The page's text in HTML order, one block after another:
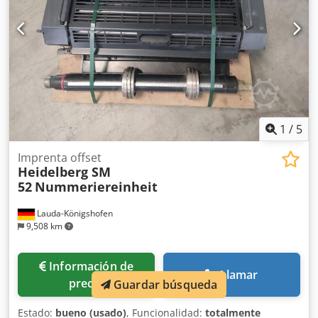
1 / 5
Lauda-Königshofen
9,508 km
Imprenta offset
Heidelberg SM
52 Nummeriereinheit
Información de
precio
Llamar
Estado: bueno (usado), Funcionalidad: totalmente
Guardar búsqueda